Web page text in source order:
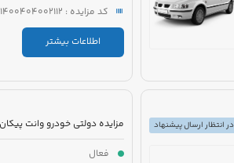
کد مزایده : 5421400404002112
اطلاعات بیشتر
در انتظار ارسال پیشنهاد
فعال